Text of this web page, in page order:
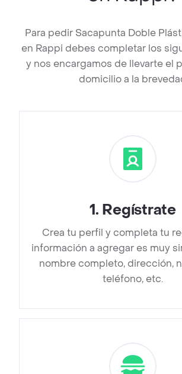
Para pedir Sacapunta Doble
en Rappi debes completar los
y nos encargamos de llevarte el
domicilio a la
1. Regístrate
Crea tu perfil y completa tu
información a agregar es muy
nombre completo, dirección,
teléfono, etc.